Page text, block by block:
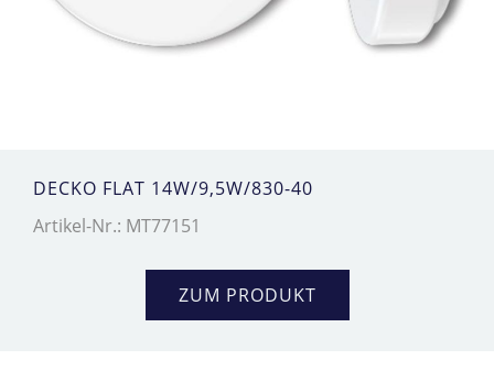
DECKO FLAT 14W/9,5W/830-40
Artikel-Nr.: MT77151
ZUM PRODUKT